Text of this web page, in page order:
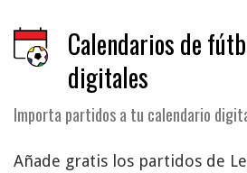
Calendarios de
digitales
Importa partidos a tu calendario
Añade gratis los partidos de